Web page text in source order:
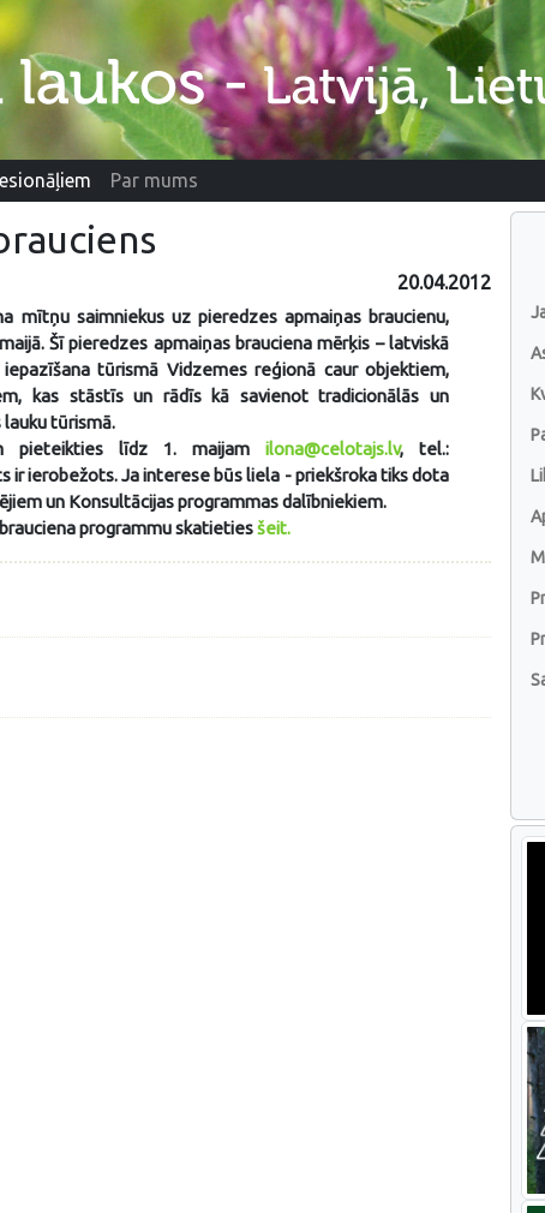
Par mums
20.04.2012
mītņu saimniekus uz pieredzes apmaiņas braucienu,
Šī pieredzes apmaiņas brauciena mērķis – latviskā
tūrismā Vidzemes reģionā caur objektiem,
kas stāstīs un rādīs kā savienot tradicionālās un
tūrismā.
pieteikties līdz 1. maijamilona@celotajs.lv, tel.:
ir ierobežots. Ja interese būs liela - priekšroka tiks dota
un Konsultācijas programmas dalībniekiem.
programmu skatietiesšeit.